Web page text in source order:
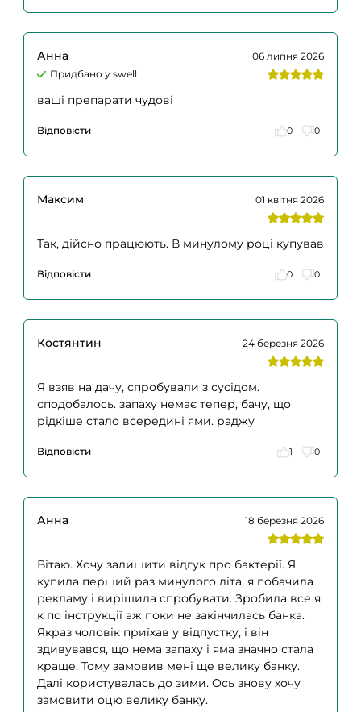
Анна
06 липня 2026
Придбано у swell
ваші препарати чудові
Відповісти 0 0
Максим 01 квітня 2026
Так, дійсно працюють. В минулому році купував
Відповісти 0 0
Костянтин 24 березня 2026
Я взяв на дачу, спробували з сусідом.
сподобалось. запаху немає тепер, бачу, що
рідкіше стало всередині ями. раджу
Відповісти 1 0
Анна 18 березня 2026
Вітаю. Хочу залишити відгук про бактерії. Я
купила перший раз минулого літа, я побачила
рекламу і вирішила спробувати. Зробила все я
к по інструкції аж поки не закінчилась банка.
Якраз чоловік приїхав у відпустку, і він
здивувався, що нема запаху і яма значно стала
краще. Тому замовив мені ще велику банку.
Далі користувалась до зими. Ось знову хочу
замовити оцю велику банку.